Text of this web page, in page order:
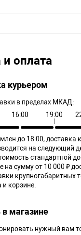
оплата
курьером
в пределах МКАД:
16:00 19:00
до 18:00, доставка
на следующий
стандартной
на сумму от 10 000 ₽
крупногабаритных
корзине.
в магазине
нужный вам